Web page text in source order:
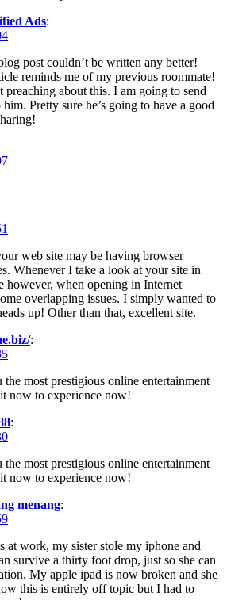
Ads:
post couldn’t be written any better!
reminds me of my previous roommate!
preaching about this. I am going to send
Pretty sure he’s going to have a good
web site may be having browser
Whenever I take a look at your site in
however, when opening in Internet
overlapping issues. I simply wanted to
up! Other than that, excellent site.
:
most prestigious online entertainment
now to experience now!
:
most prestigious online entertainment
now to experience now!
menang:
at work, my sister stole my iphone and
survive a thirty foot drop, just so she can
My apple ipad is now broken and she
this is entirely off topic but I had to